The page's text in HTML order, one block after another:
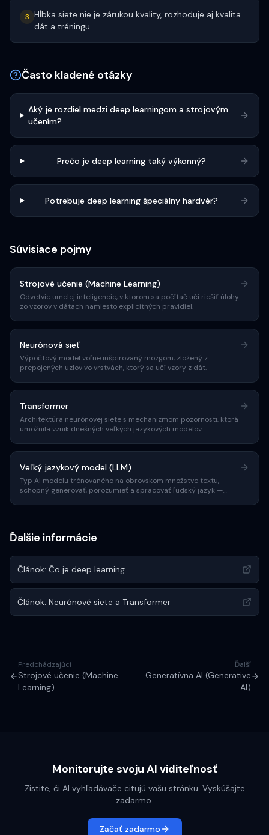
3 Hĺbka siete nie je zárukou kvality, rozhoduje aj kvalita
dát a tréningu
Často kladené otázky
Aký je rozdiel medzi deep learningom a strojovým
učením?
Prečo je deep learning taký výkonný?
Potrebuje deep learning špeciálny hardvér?
Súvisiace pojmy
Strojové učenie (Machine Learning)
Odvetvie umelej inteligencie, v ktorom sa počítač učí riešiť úlohy
zo vzorov v dátach namiesto explicitných pravidiel.
Neurónová sieť
Výpočtový model voľne inšpirovaný mozgom, zložený z
prepojených uzlov vo vrstvách, ktorý sa učí vzory z dát.
Transformer
Architektúra neurónovej siete s mechanizmom pozornosti, ktorá
umožnila vznik dnešných veľkých jazykových modelov.
Veľký jazykový model (LLM)
Typ AI modelu trénovaného na obrovskom množstve textu,
schopný generovať, porozumieť a spracovať ľudský jazyk —
Ďalšie informácie
Článok: Čo je deep learning
Článok: Neurónové siete a Transformer
Predchádzajúci
Strojové učenie (Machine
Learning)
Ďalší
Generatívna AI (Generative
AI)
Monitorujte svoju AI viditeľnosť
Zistite, či AI vyhľadávače citujú vašu stránku. Vyskúšajte
zadarmo.
Začať zadarmo